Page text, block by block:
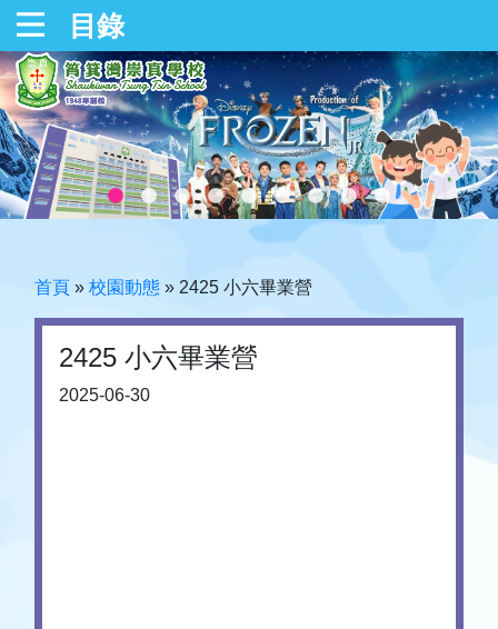
目錄
首頁 » 校園動態 » 2425 小六畢業營
2425 小六畢業營
2025-06-30